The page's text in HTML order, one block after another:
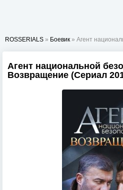
ROSSERIALS » Боевик » Агент
Агент национальной
Возвращение (Сериал